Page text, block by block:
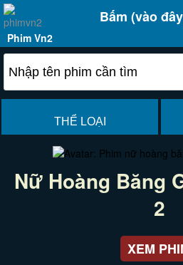
Bấm (vào
Phim Vn2
THỂ LOẠI
Nữ Hoàng Băng
2
XEM